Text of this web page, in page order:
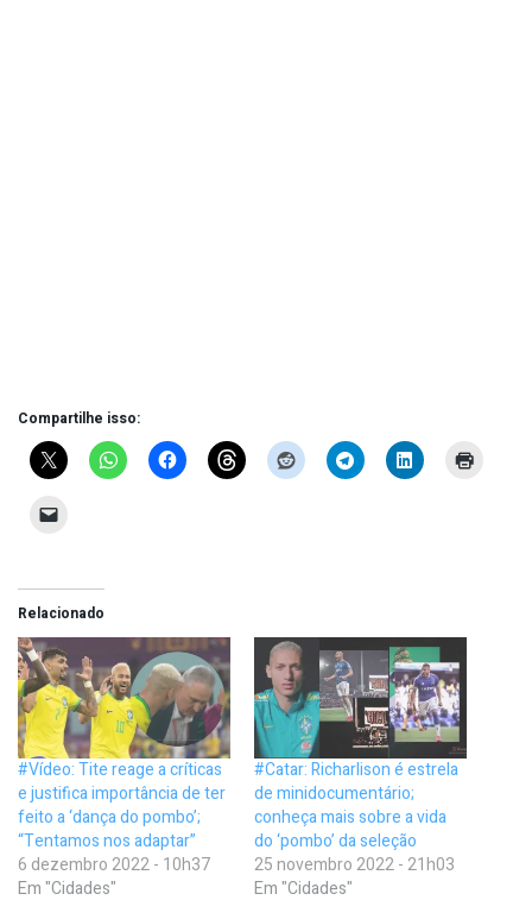
Compartilhe isso:
Relacionado
#Vídeo: Tite reage a críticas
e justifica importância de ter
feito a ‘dança do pombo’;
“Tentamos nos adaptar”
6 dezembro 2022 - 10h37
Em "Cidades"
#Catar: Richarlison é estrela
de minidocumentário;
conheça mais sobre a vida
do ‘pombo’ da seleção
25 novembro 2022 - 21h03
Em "Cidades"